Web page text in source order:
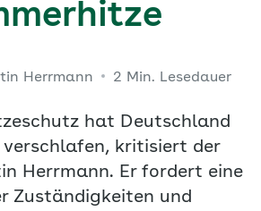
Herrmann 2 Min. Lesedauer
hat Deutschland
verschlafen, kritisiert der
Herrmann. Er fordert eine
Zuständigkeiten und